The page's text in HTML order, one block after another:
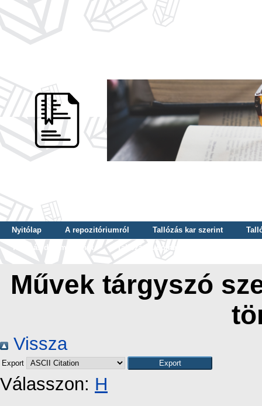
Nyitólap A repozitóriumról Tallózás kar szerint
Tallózás dátum szerint
Tallózás tudományterület szerint
Művek tárgyszó
Vissza
Export
Válasszon: H